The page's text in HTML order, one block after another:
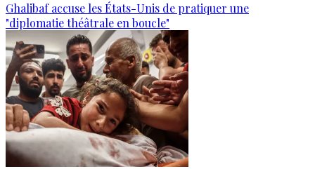
Ghalibaf accuse les États-Unis de pratiquer une
"diplomatie théâtrale en boucle"